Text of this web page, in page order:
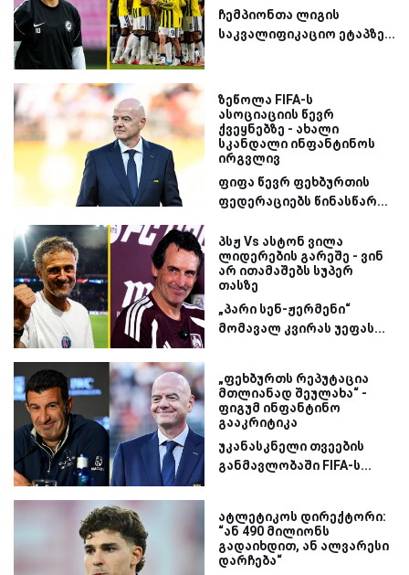
ჩემპიონთა ლიგის
საკვალიფიკაციო ეტაპზე...
ზეწოლა FIFA-ს
ასოციაციის წევრ
ქვეყნებზე - ახალი
სკანდალი ინფანტინოს
ირგვლივ
ფიფა წევრ ფეხბურთის
ფედერაციებს წინასწარ...
პსჟ Vs ასტონ ვილა
ლიდერების გარეშე - ვინ
არ ითამაშებს სუპერ
თასზე
„პარი სენ-ჟერმენი“
მომავალ კვირას უეფას...
„ფეხბურთს რეპუტაცია
მთლიანად შეულახა“ -
ფიგუმ ინფანტინო
გააკრიტიკა
უკანასკნელი თვეების
განმავლობაში FIFA-ს...
ატლეტიკოს დირექტორი:
“ან 490 მილიონს
გადაიხდით, ან ალვარესი
დარჩება“